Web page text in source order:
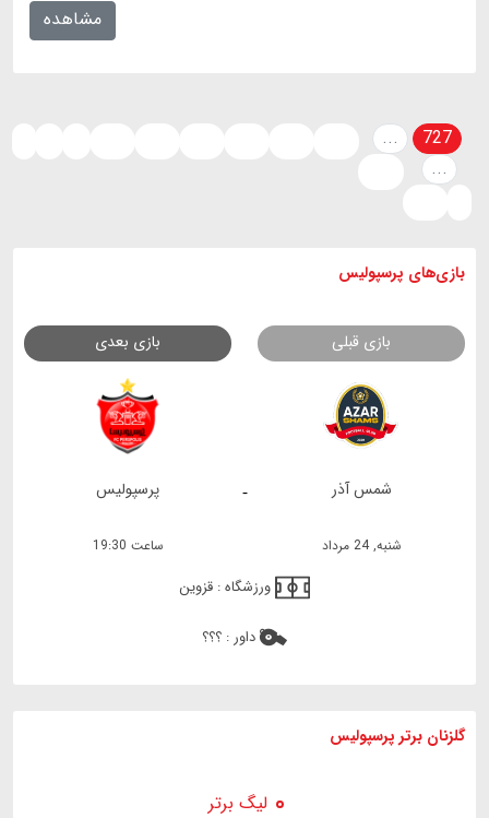
مشاهده
... 727
...
بازی های پرسپولیس
بازی قبلی بازی بعدی
- شمس آذر پرسپولیس
شنبه, 24 مرداد ساعت 19:30
ورزشگاه : قزوین
داور : ؟؟؟
گلزنان برتر پرسپولیس
لیگ برتر